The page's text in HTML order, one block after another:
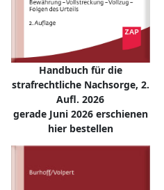
Handbuch für die
strafrechtliche Nachsorge, 2.
Aufl. 2026
gerade Juni 2026 erschienen
hier bestellen